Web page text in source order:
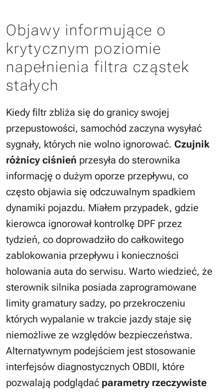
Objawy informujące o
krytycznym poziomie
napełnienia filtra cząstek
stałych
Kiedy filtr zbliża się do granicy swojej
przepustowości, samochód zaczyna wysyłać
sygnały, których nie wolno ignorować. Czujnik
różnicy ciśnień przesyła do sterownika
informację o dużym oporze przepływu, co
często objawia się odczuwalnym spadkiem
dynamiki pojazdu. Miałem przypadek, gdzie
kierowca ignorował kontrolkę DPF przez
tydzień, co doprowadziło do całkowitego
zablokowania przepływu i konieczności
holowania auta do serwisu. Warto wiedzieć, że
sterownik silnika posiada zaprogramowane
limity gramatury sadzy, po przekroczeniu
których wypalanie w trakcie jazdy staje się
niemożliwe ze względów bezpieczeństwa.
Alternatywnym podejściem jest stosowanie
interfejsów diagnostycznych OBDII, które
pozwalają podglądać parametry rzeczywiste